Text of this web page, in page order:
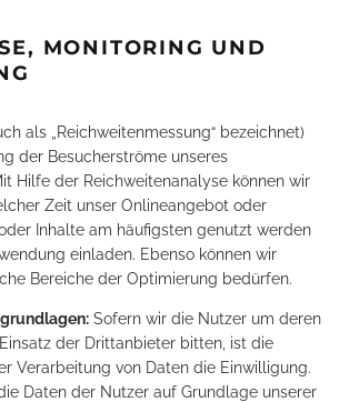
MONITORING UND
als „Reichweitenmessung“ bezeichnet)
der Besucherströme unseres
Hilfe der Reichweitenanalyse können wir
Zeit unser Onlineangebot oder
Inhalte am häufigsten genutzt werden
einladen. Ebenso können wir
Bereiche der Optimierung bedürfen.
Sofern wir die Nutzer um deren
der Drittanbieter bitten, ist die
Verarbeitung von Daten die Einwilligung.
Daten der Nutzer auf Grundlage unserer